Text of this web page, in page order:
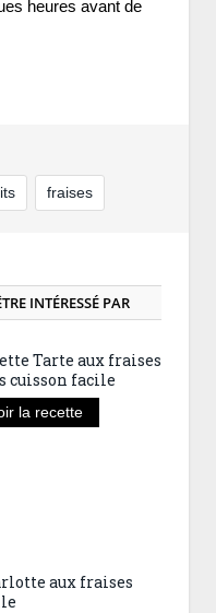
heures avant de
fraises
INTÉRESSÉ PAR
Tarte aux fraises
cuisson facile
la recette
aux fraises